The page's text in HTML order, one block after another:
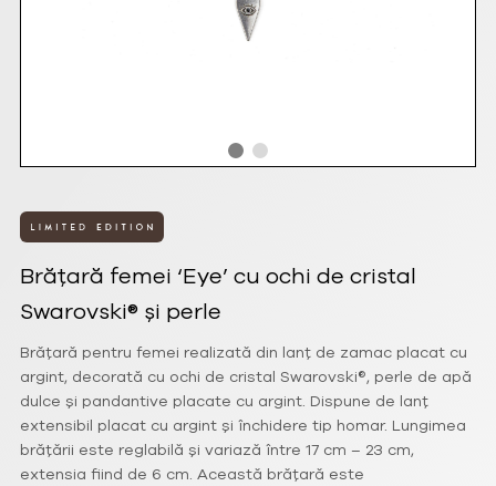
Brățară femei ‘Eye’ cu ochi de cristal
Swarovski® și perle
Brățară pentru femei realizată din lanț de zamac placat cu
argint, decorată cu ochi de cristal Swarovski®, perle de apă
dulce și pandantive placate cu argint. Dispune de lanț
extensibil placat cu argint și închidere tip homar. Lungimea
brățării este reglabilă și variază între 17 cm – 23 cm,
extensia fiind de 6 cm. Această brățară este